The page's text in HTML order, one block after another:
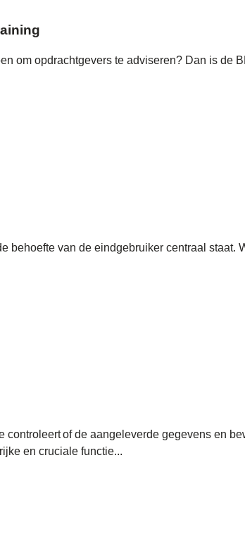
om opdrachtgevers te adviseren? Dan is de
behoefte van de eindgebruiker centraal
of de aangeleverde gegevens en
en cruciale functie...